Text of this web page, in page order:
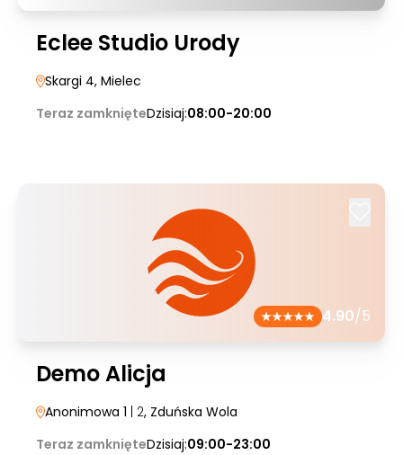
Eclee Studio Urody
Skargi 4, Mielec
Teraz zamknięteDzisiaj:08:00-20:00
4.90/5
Demo Alicja
Anonimowa 1 | 2, Zduńska Wola
Teraz zamknięteDzisiaj:09:00-23:00